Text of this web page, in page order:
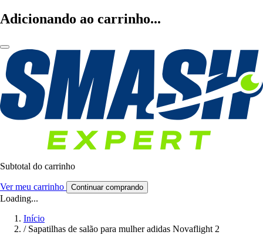
Adicionando ao carrinho...
Subtotal do carrinho
Ver meu carrinho Continuar comprando
Loading...
Início
/ Sapatilhas de salão para mulher adidas Novaflight 2